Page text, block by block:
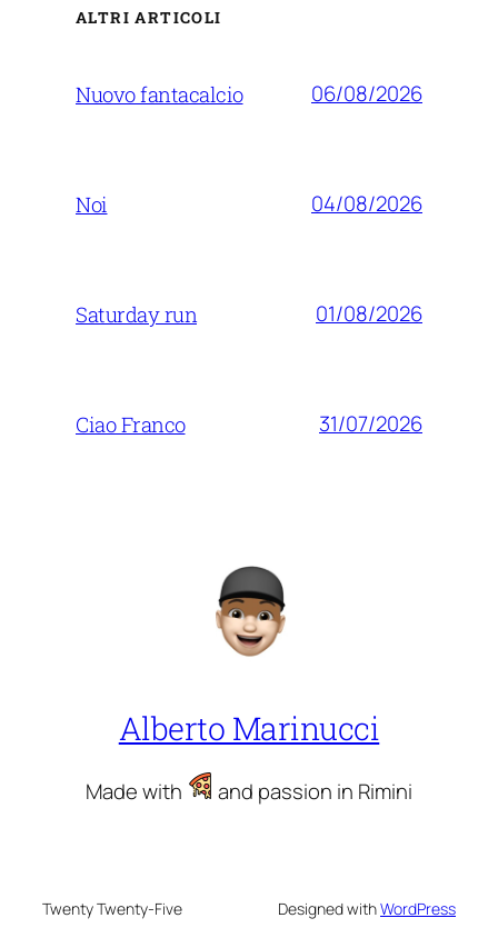
ALTRI ARTICOLI
Nuovo fantacalcio 06/08/2026
Noi 04/08/2026
Saturday run 01/08/2026
Ciao Franco 31/07/2026
Alberto Marinucci
Made with and passion in Rimini
Twenty Twenty-Five Designed withWordPress